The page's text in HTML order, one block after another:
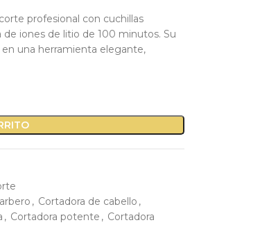
profesional con cuchillas
iones de litio de 100 minutos. Su
una herramienta elegante,
, Cortadora de cabello ,
, Cortadora potente , Cortadora